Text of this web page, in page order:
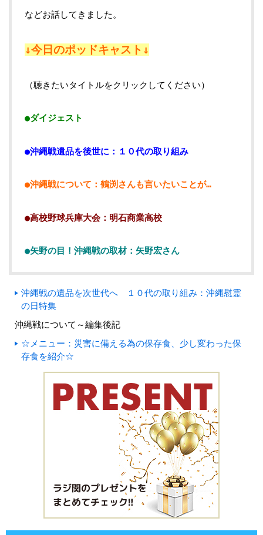
などお話してきました。
↓今日のポッドキャスト↓
（聴きたいタイトルをクリックしてください）
●ダイジェスト
●沖縄戦遺品を後世に：１０代の取り組み
●沖縄戦について：鶴渕さんも言いたいことが…
●高校野球兵庫大会：明石商業高校
●矢野の目！沖縄戦の取材：矢野宏さん
沖縄戦の遺品を次世代へ １０代の取り組み：沖縄慰霊
の日特集
沖縄戦について～編集後記
☆メニュー：災害に備える為の保存食、少し変わった保
存食を紹介☆